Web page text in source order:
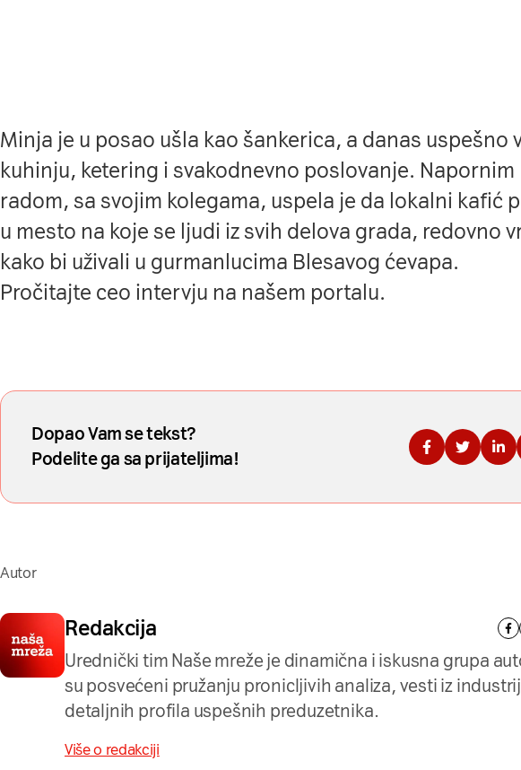
Minja je u posao ušla kao šankerica, a danas uspešno
kuhinju, ketering i svakodnevno poslovanje. Napornim
radom, sa svojim kolegama, uspela je da lokalni kafić
u mesto na koje se ljudi iz svih delova grada, redovno
kako bi uživali u gurmanlucima Blesavog ćevapa.
Pročitajte ceo intervju na našem portalu.
Dopao Vam se tekst?
Podelite ga sa prijateljima!
Podelite na
Podelite
Autor
Redakcija
Urednički tim Naše mreže je dinamična i iskusna grupa
su posvećeni pružanju pronicljivih analiza, vesti iz
detaljnih profila uspešnih preduzetnika.
Više o redakciji